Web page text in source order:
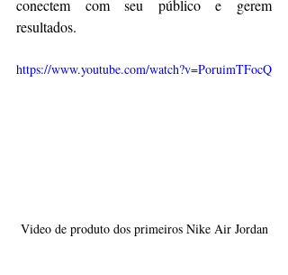
conectem com seu público e gerem
resultados.
https://www.youtube.com/watch?v=PoruimTFocQ
Video de produto dos primeiros Nike Air Jordan